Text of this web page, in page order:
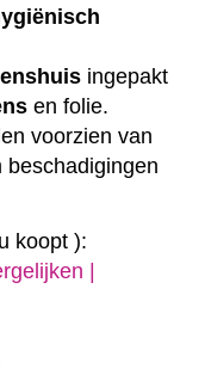
ingepakt
en folie.
voorzien van
beschadigingen
koopt ):
|